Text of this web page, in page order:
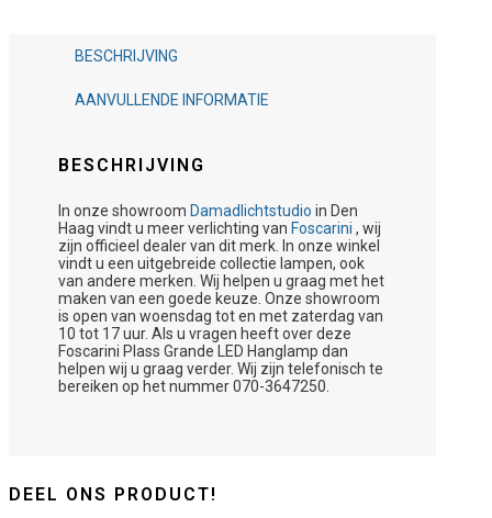
BESCHRIJVING
AANVULLENDE INFORMATIE
BESCHRIJVING
In onze showroom Damadlichtstudio in Den
Haag vindt u meer verlichting van Foscarini , wij
zijn officieel dealer van dit merk. In onze winkel
vindt u een uitgebreide collectie lampen, ook
van andere merken. Wij helpen u graag met het
maken van een goede keuze. Onze showroom
is open van woensdag tot en met zaterdag van
10 tot 17 uur. Als u vragen heeft over deze
Foscarini Plass Grande LED Hanglamp dan
helpen wij u graag verder. Wij zijn telefonisch te
bereiken op het nummer 070-3647250.
DEEL ONS PRODUCT!